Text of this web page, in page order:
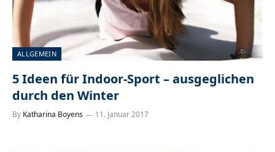
ALLGEMEIN
5 Ideen für Indoor-Sport – ausgeglichen
durch den Winter
By Katharina Boyens 11. Januar 2017